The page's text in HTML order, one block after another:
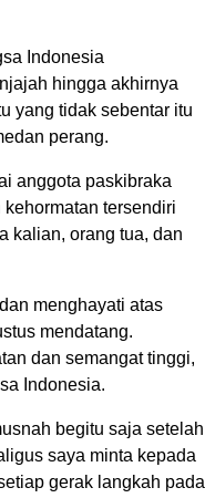
Indonesia
hingga akhirnya
yang tidak sebentar itu
perang.
anggota paskibraka
tersendiri
kalian, orang tua, dan
menghayati atas
mendatang.
dan semangat tinggi,
Indonesia.
begitu saja setelah
saya minta kepada
gerak langkah pada